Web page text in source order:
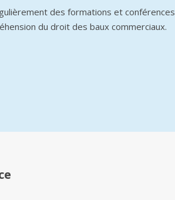
des formations et conférences
du droit des baux commerciaux.